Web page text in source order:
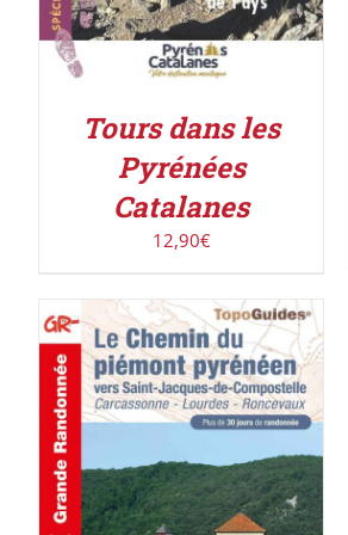
Tours dans les
Pyrénées
Catalanes
12,90€
AJOUTER AU PANIER
/